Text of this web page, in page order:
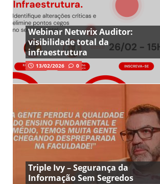
Webinar Netwrix Auditor:
visibilidade total da
infraestrutura
13/02/2026 0
Triple Ivy – Segurança da
Informação Sem Segredos